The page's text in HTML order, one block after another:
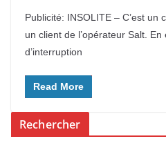
Publicité: INSOLITE – C’est un
un client de l’opérateur Salt.
d’interruption
Read More
Rechercher